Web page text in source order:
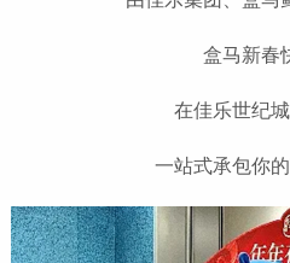
盒马新春
在佳乐世纪
一站式承包你